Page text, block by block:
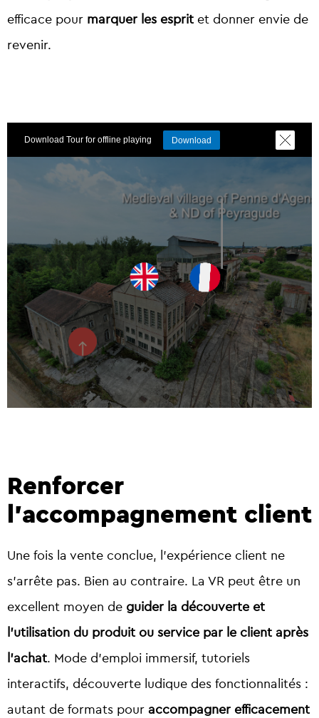
efficace pour marquer les esprit et donner envie de
revenir.
Renforcer
l’accompagnement client
Une fois la vente conclue, l’expérience client ne
s’arrête pas. Bien au contraire. La VR peut être un
excellent moyen de guider la découverte et
l’utilisation du produit ou service par le client après
l’achat. Mode d’emploi immersif, tutoriels
interactifs, découverte ludique des fonctionnalités :
autant de formats pour accompagner efficacement